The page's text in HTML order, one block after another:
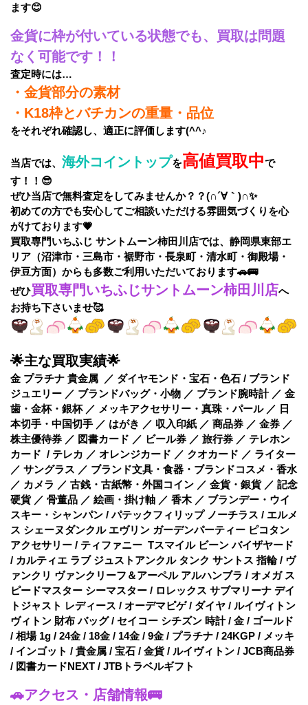
ます😊
金貨に枠が付いている状態でも、買取は問題
なく可能です！！
査定時には…
・金貨部分の素材
・K18枠とバチカンの重量・品位
をそれぞれ確認し、適正に評価します(^^♪
当店では、 海外コイントップを高値買取中で
す！！😎
ぜひ当店で無料査定をしてみませんか？？(∩´∀｀)∩✨
初めての方でも安心してご相談いただける雰囲気づくりを心
がけております💗
買取専門いちふじ サントムーン柿田川店では、静岡県東部エ
リア（沼津市・三島市・裾野市・長泉町・清水町・御殿場・
伊豆方面）からも多数ご利用いただいております🚗🚌
ぜひ買取専門いちふじサントムーン柿田川店へ
お持ち下さいませ🥰
🌟主な買取実績🌟
金 プラチナ 貴金属 ／ ダイヤモンド・宝石・色石 / ブランド
ジュエリー ／ ブランドバッグ・小物 ／ ブランド腕時計 ／ 金
歯・金杯・銀杯 ／ メッキアクセサリー・真珠・パール ／ 日
本切手・中国切手 ／ はがき ／ 収入印紙 ／ 商品券 ／ 金券 ／
株主優待券 ／ 図書カード ／ ビール券 ／ 旅行券 ／ テレホン
カード / テレカ ／ オレンジカード ／ クオカード ／ ライター
／ サングラス ／ ブランド文具・食器・ブランドコスメ・香水
／ カメラ ／ 古銭・古紙幣・外国コイン ／ 金貨・銀貨 ／ 記念
硬貨 ／ 骨董品 ／ 絵画・掛け軸 ／ 香木 ／ ブランデー・ウイ
スキー・シャンパン / パテックフィリップ ノーチラス / エルメ
ス シェーヌダンクル エヴリン ガーデンパーティー ピコタン
アクセサリー / ティファニー Tスマイル ビーン バイザヤード
/ カルティエ ラブ ジュストアンクル タンク サントス 指輪 / ヴ
ァンクリ ヴァンクリーフ＆アーペル アルハンブラ / オメガ ス
ピードマスター シーマスター / ロレックス サブマリーナ デイ
トジャスト レディース / オーデマピゲ / ダイヤ / ルイヴィトン
ヴィトン 財布 バッグ / セイコー シチズン 時計 / 金 / ゴールド
/ 相場 1g / 24金 / 18金 / 14金 / 9金 / プラチナ / 24KGP / メッキ
/ インゴット / 貴金属 / 宝石 / 金貨 / ルイヴィトン / JCB商品券
/ 図書カードNEXT / JTBトラベルギフト
🚗アクセス・店舗情報🚌